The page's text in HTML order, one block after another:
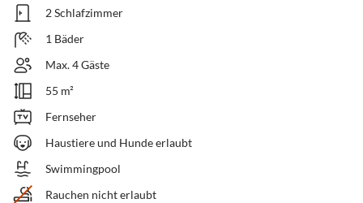
2 Schlafzimmer
1 Bäder
Max. 4 Gäste
55 m²
Fernseher
Haustiere und Hunde erlaubt
Swimmingpool
Rauchen nicht erlaubt